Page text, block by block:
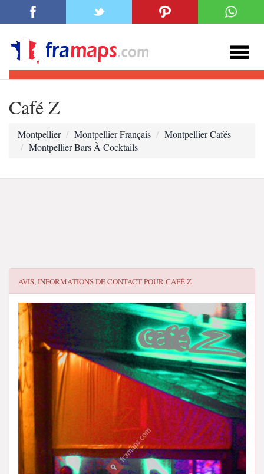
Café Z
Montpellier Montpellier Français
Montpellier Cafés
Montpellier Bars À Cocktails
AVIS, INFORMATIONS DE CONTACT POURCAFÉ Z